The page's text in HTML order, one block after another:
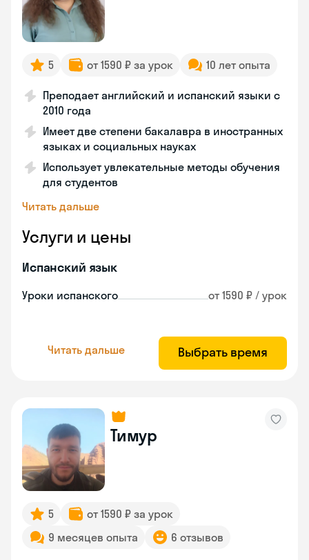
5 от 1590 ₽ за урок 10 лет опыта
Преподает английский и испанский языки с
2010 года
Имеет две степени бакалавра в иностранных
языках и социальных науках
Использует увлекательные методы обучения
для студентов
Читать дальше
Услуги и цены
Испанский язык
Уроки испанского от 1590 ₽ / урок
Читать дальше Выбрать время
Тимур
5
от 1590 ₽ за урок
9 месяцев опыта
6 отзывов